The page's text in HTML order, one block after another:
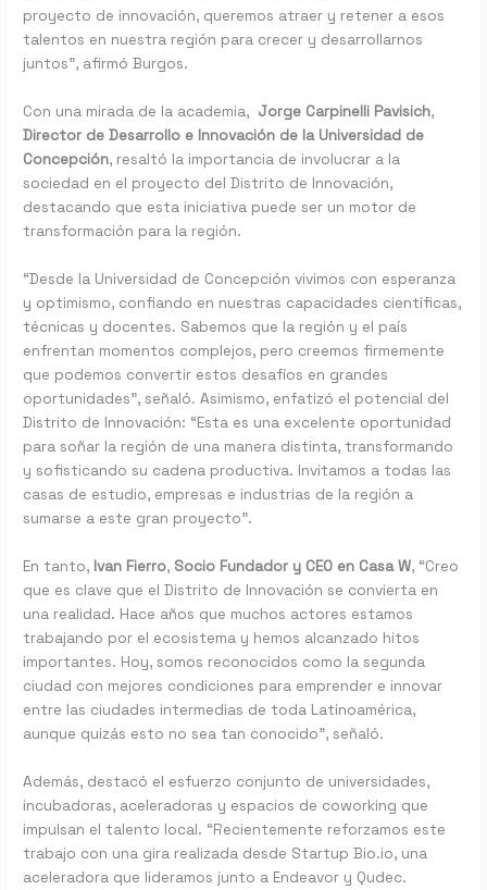
proyecto de innovación, queremos atraer y retener a esos
talentos en nuestra región para crecer y desarrollarnos
juntos”, afirmó Burgos.
Con una mirada de la academia, Jorge Carpinelli Pavisich,
Director de Desarrollo e Innovación de la Universidad de
Concepción, resaltó la importancia de involucrar a la
sociedad en el proyecto del Distrito de Innovación,
destacando que esta iniciativa puede ser un motor de
transformación para la región.
“Desde la Universidad de Concepción vivimos con esperanza
y optimismo, confiando en nuestras capacidades científicas,
técnicas y docentes. Sabemos que la región y el país
enfrentan momentos complejos, pero creemos firmemente
que podemos convertir estos desafíos en grandes
oportunidades”, señaló. Asimismo, enfatizó el potencial del
Distrito de Innovación: “Esta es una excelente oportunidad
para soñar la región de una manera distinta, transformando
y sofisticando su cadena productiva. Invitamos a todas las
casas de estudio, empresas e industrias de la región a
sumarse a este gran proyecto”.
En tanto, Ivan Fierro, Socio Fundador y CEO en Casa W, “Creo
que es clave que el Distrito de Innovación se convierta en
una realidad. Hace años que muchos actores estamos
trabajando por el ecosistema y hemos alcanzado hitos
importantes. Hoy, somos reconocidos como la segunda
ciudad con mejores condiciones para emprender e innovar
entre las ciudades intermedias de toda Latinoamérica,
aunque quizás esto no sea tan conocido”, señaló.
Además, destacó el esfuerzo conjunto de universidades,
incubadoras, aceleradoras y espacios de coworking que
impulsan el talento local. “Recientemente reforzamos este
trabajo con una gira realizada desde Startup Bio.io, una
aceleradora que lideramos junto a Endeavor y Qudec.